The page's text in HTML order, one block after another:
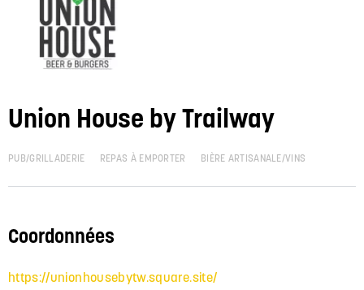
Union House by Trailway
PUB/GRILLADERIE REPAS À EMPORTER BIÈRE ARTISANALE/VINS
Coordonnées
https://unionhousebytw.square.site/